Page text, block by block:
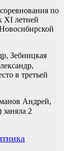
по
XI летней
Зебницкая
в третьей
Андрей,
2